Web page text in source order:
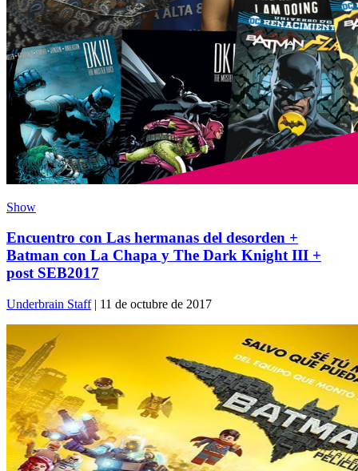
Show
Encuentro con Las hermanas del desorden +
Batman con La Chapa y The Dark Knight III +
post SEB2017
Underbrain Staff| 11 de octubre de 2017